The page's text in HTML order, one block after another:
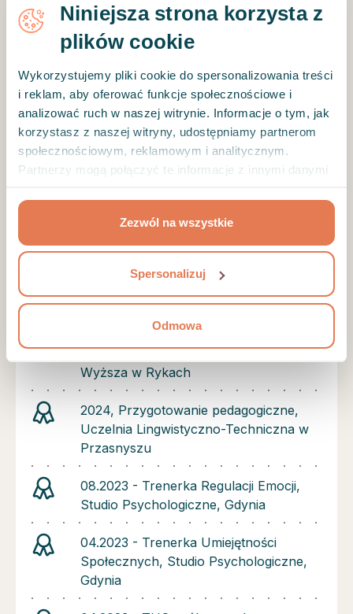
Niniejsza strona korzysta z
plików cookie
Wykorzystujemy pliki cookie do spersonalizowania treści
i reklam, aby oferować funkcje społecznościowe i
analizować ruch w naszej witrynie. Informacje o tym, jak
korzystasz z naszej witryny, udostępniamy partnerom
społecznościowym, reklamowym i analitycznym.
Partnerzy mogą połączyć te informacje z innymi danymi
korzystania z ich usług.
Zezwól na wszystkie
Spersonalizuj
Odmowa
autentycznego spotkania z drugim człowiekiem.
Jest to terapia skoncentrowana na dialogu i
relacji. To możliwość poszerzania świadomości
jest mi założenie mówiące, że każdy ma swój
potencjał, który przy odpowiednim wsparciu
może realizować. Psychoterapia jest dla mnie
towarzyszeniem w podróży odkrywania siebie
na nowo. Zapraszam Cię na spotkanie ze mną i
Kwalifikacje
Psychoterapii Gestalt w Warszawie
z niepełnosprawnością intelektualną –
oligofrenopedagogika, Lubelska Szkoła
Wyższa w Rykach
2024, Przygotowanie pedagogiczne,
Uczelnia Lingwistyczno-Techniczna w
Przasnyszu
08.2023 - Trenerka Regulacji Emocji,
Studio Psychologiczne, Gdynia
04.2023 - Trenerka Umiejętności
Społecznych, Studio Psychologiczne,
Gdynia